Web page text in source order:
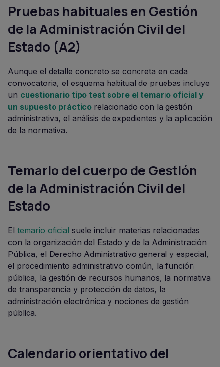
Pruebas habituales en Gestión
de la Administración Civil del
Estado (A2)
Aunque el detalle concreto se concreta en cada
convocatoria, el esquema habitual de pruebas incluye
un cuestionario tipo test sobre el temario oficial y
un supuesto práctico relacionado con la gestión
administrativa, el análisis de expedientes y la aplicación
de la normativa.
Temario del cuerpo de Gestión
de la Administración Civil del
Estado
El temario oficial suele incluir materias relacionadas
con la organización del Estado y de la Administración
Pública, el Derecho Administrativo general y especial,
el procedimiento administrativo común, la función
pública, la gestión de recursos humanos, la normativa
de transparencia y protección de datos, la
administración electrónica y nociones de gestión
pública.
Calendario orientativo del